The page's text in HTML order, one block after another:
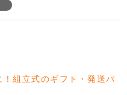
組立式のギフト・発送パ